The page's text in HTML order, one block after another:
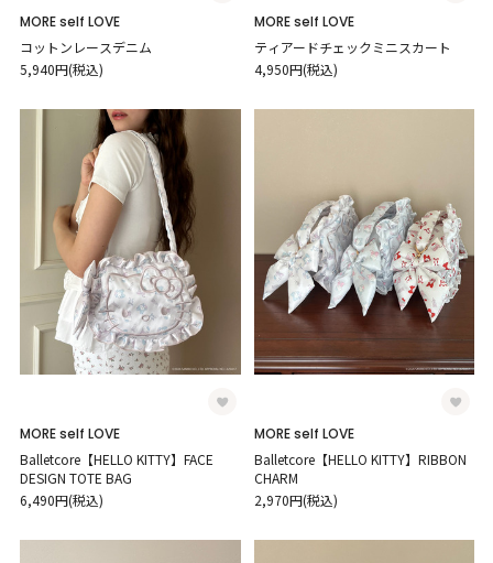
MORE self LOVE
コットンレースデニム
5,940円(税込)
MORE self LOVE
ティアードチェックミニスカート
4,950円(税込)
MORE self LOVE
Balletcore【HELLO KITTY】FACE
DESIGN TOTE BAG
6,490円(税込)
MORE self LOVE
Balletcore【HELLO KITTY】RIBBON
CHARM
2,970円(税込)